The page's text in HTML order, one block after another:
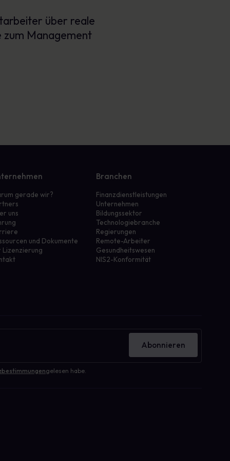
über reale
zum Management
gerade wir?
uns
und Dokumente
Lizenzierung
Branchen
Finanzdienstleistungen
Unternehmen
Bildungssektor
Technologiebranche
Regierungen
Remote-Arbeiter
Gesundheitswesen
NIS2-Konformität
gelesen habe.
Abonnieren